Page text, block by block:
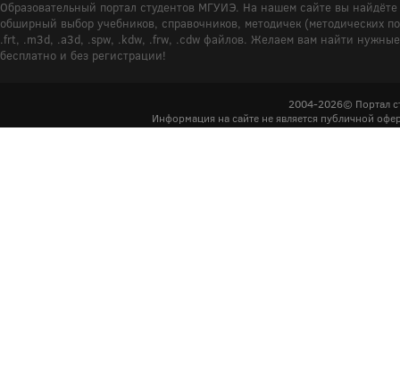
Образовательный портал студентов МГУИЭ. На нашем сайте вы
обширный выбор учебников, справочников, методичек (методических
.frt, .m3d, .a3d, .spw, .kdw, .frw, .cdw файлов. Желаем вам найти
бесплатно и без регистрации!
2004-2026© Портал
Информация на сайте не является публичной